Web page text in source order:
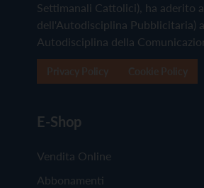
Settimanali Cattolici), ha aderito
dell'Autodisciplina Pubblicitaria)
Autodisciplina della
E-Shop
Vendita Online
Abbonamenti